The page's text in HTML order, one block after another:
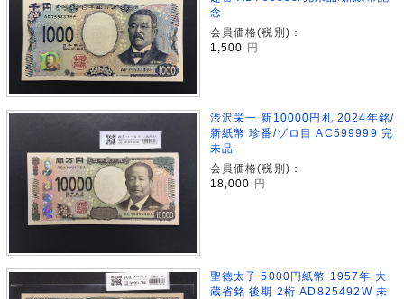
念
会員価格(税別)：
1,500
円
渋沢栄一 新10000円札 2024年銘/
新紙幣 珍番/ゾロ目 AC599999 完
未品
会員価格(税別)：
18,000 円
聖徳太子 5000円紙幣 1957年 大
蔵省銘 後期 2桁 AD825492W 未